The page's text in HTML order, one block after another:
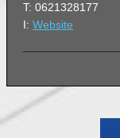
T: 0621328177
I: Website